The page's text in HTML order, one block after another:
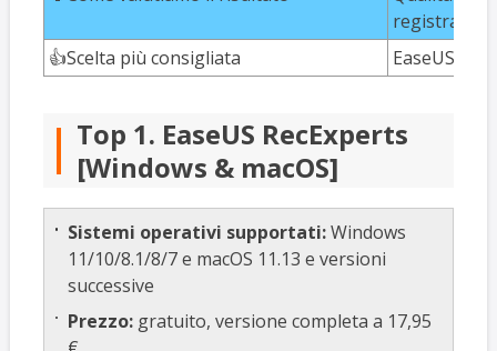
👍Scelta più consigliata
EaseUS
Top 1. EaseUS RecExperts
[Windows & macOS]
Sistemi operativi supportati:Windows
11/10/8.1/8/7 e macOS 11.13 e versioni
successive
Prezzo: gratuito, versione completa a 17,95